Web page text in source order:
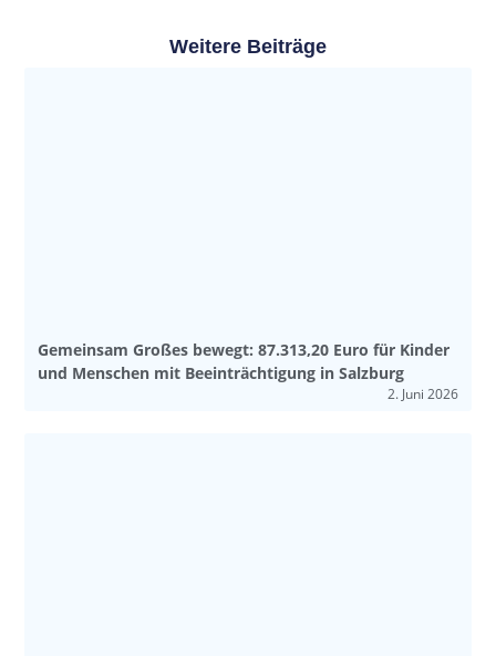
Weitere Beiträge
Gemeinsam Großes bewegt: 87.313,20 Euro für Kinder
und Menschen mit Beeinträchtigung in Salzburg
2. Juni 2026